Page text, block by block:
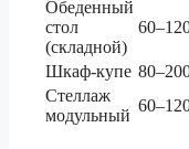
Обеденный
стол
(складной)
Шкаф-купе
Стеллаж
модульный